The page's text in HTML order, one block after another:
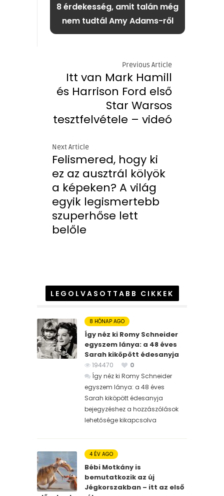
8 érdekesség, amit talán még
nem tudtál Amy Adams-ről
Previous Article
Itt van Mark Hamill
és Harrison Ford első
Star Warsos
tesztfelvétele – videó
Next Article
Felismered, hogy ki
ez az ausztrál kölyök
a képeken? A világ
egyik legismertebb
szuperhőse lett
belőle
LEGOLVASOTTABB CIKKEK
8 HÓNAP AGO
Így néz ki Romy Schneider
egyszem lánya: a 48 éves
Sarah kiköpött édesanyja
194470
0
Így néz ki Romy Schneider
egyszem lánya: a 48 éves
Sarah kiköpött édesanyja
bejegyzéshez a hozzászólások
lehetősége kikapcsolva
4 ÉV AGO
Bébi Motkány is
bemutatkozik az új
Jégkorszakban – itt az első